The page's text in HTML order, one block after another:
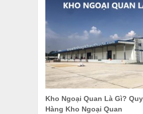
Kho Ngoại Quan Là Gì?
Hàng Kho Ngoại Quan